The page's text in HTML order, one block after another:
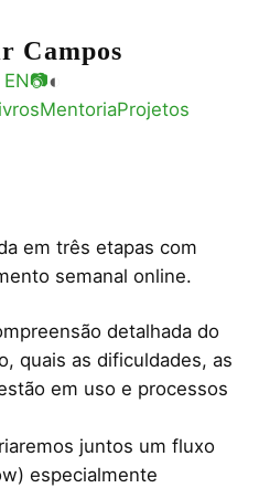
Campos
EN📷◐
MentoriaProjetos
em três etapas com
semanal online.
detalhada do
quais as dificuldades, as
em uso e processos
juntos um fluxo
especialmente